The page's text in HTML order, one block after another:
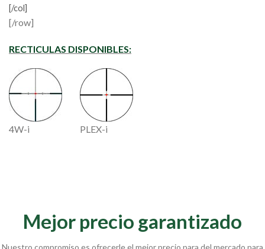
[/col]
[/row]
RECTICULAS DISPONIBLES:
4W-i PLEX-i
Mejor precio garantizado